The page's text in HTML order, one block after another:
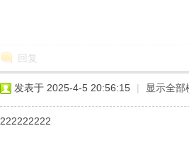
回复
发表于 2025-4-5 20:56:15 | 显示全部
222222222